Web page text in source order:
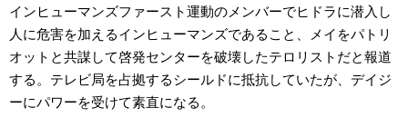
インヒューマンズファースト運動のメンバーでヒドラに潜入し
人に危害を加えるインヒューマンズであること、メイをパトリ
オットと共謀して啓発センターを破壊したテロリストだと報道
する。テレビ局を占拠するシールドに抵抗していたが、デイジ
ーにパワーを受けて素直になる。